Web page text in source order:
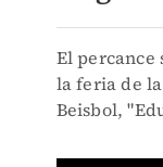
El percance
la feria de
Beisbol,